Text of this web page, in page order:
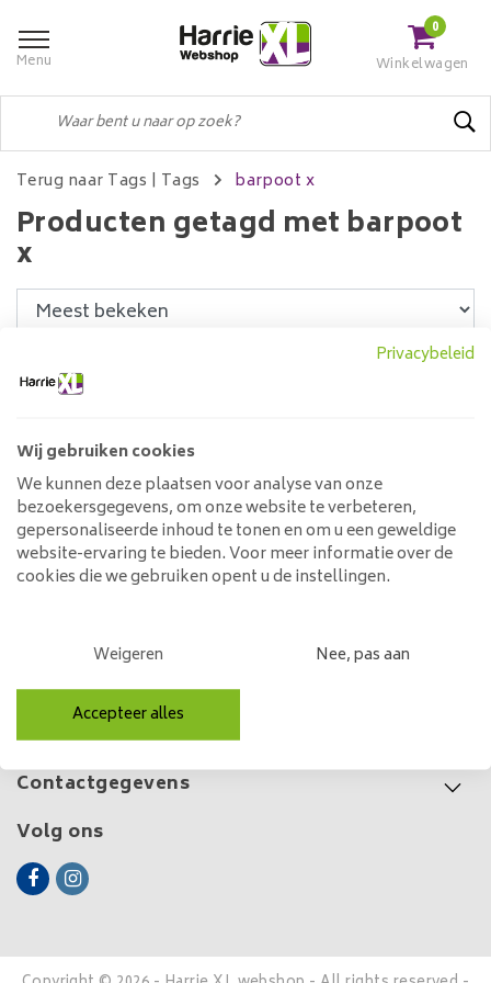
Menu
0
Winkelwagen
Terug naar Tags | Tags barpoot x
Producten getagd met barpoot
x
X-poot Bartafel | set van 2
325,00
Klantenservice
Mijn account
Categorieën
Contactgegevens
Volg ons
Privacybeleid
Wij gebruiken cookies
We kunnen deze plaatsen voor analyse van onze
bezoekersgegevens, om onze website te verbeteren,
gepersonaliseerde inhoud te tonen en om u een geweldige
website-ervaring te bieden. Voor meer informatie over de
cookies die we gebruiken opent u de instellingen.
Weigeren Nee, pas aan
Accepteer alles